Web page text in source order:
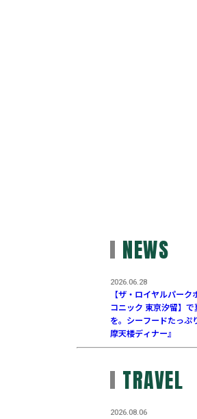
NEWS
【ザ・ロイヤルパーク
コニック 東京汐留】で
を。シーフードたっぷ
摩天楼ディナー』
2026.06.28
TRAVEL
2026.08.06